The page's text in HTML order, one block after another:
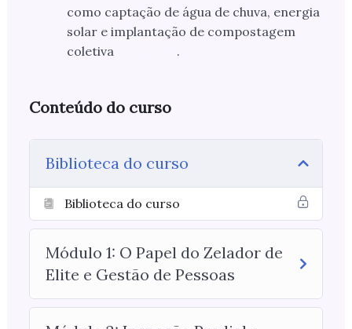
como captação de água de chuva, energia
solar e implantação de compostagem
coletiva
.
Conteúdo do curso
Biblioteca do curso
Biblioteca do curso
Módulo 1: O Papel do Zelador de
Elite e Gestão de Pessoas